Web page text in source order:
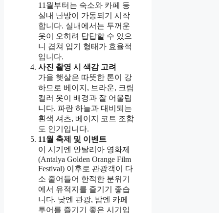
11월부터는 숙소와 카페 등
실내 난방이 가동되기 시작
합니다. 실내에서는 두꺼운
옷이 오히려 답답할 수 있으
니 겹쳐 입기 형태가 효율적
입니다.
사진 촬영 시 색감 고려
가을 햇살은 따뜻한 톤이 강
하므로 베이지, 브라운, 크림
컬러 옷이 배경과 잘 어울립
니다. 파란 하늘과 대비되는
흰색 셔츠, 베이지 코트 조합
도 인기입니다.
11월 축제 및 이벤트
이 시기엔 안탈리아 영화제
(Antalya Golden Orange Film
Festival) 이후로 관광객이 다
소 줄어들어 한적한 분위기
에서 유적지를 즐기기 좋습
니다. 낮엔 관광, 밤엔 카페
투어를 즐기기 좋은 시기입